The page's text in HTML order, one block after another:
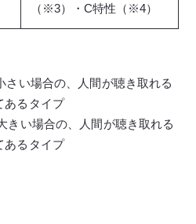
（※3）・C特性（※4）
い場合の、人間が聴き取れる
あるタイプ
い場合の、人間が聴き取れる
あるタイプ